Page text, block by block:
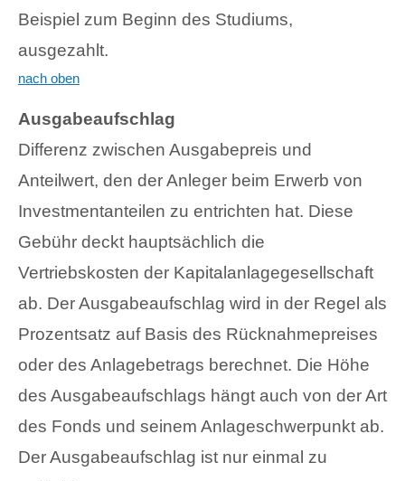
Beispiel zum Beginn des Studiums,
ausgezahlt.
nach oben
Ausgabeaufschlag
Differenz zwischen Ausgabepreis und
Anteilwert, den der Anleger beim Erwerb von
Investmentanteilen zu entrichten hat. Diese
Gebühr deckt hauptsächlich die
Vertriebskosten der Kapitalanlagegesellschaft
ab. Der Ausgabeaufschlag wird in der Regel als
Prozentsatz auf Basis des Rücknahmepreises
oder des Anlagebetrags berechnet. Die Höhe
des Ausgabeaufschlags hängt auch von der Art
des Fonds und seinem Anlageschwerpunkt ab.
Der Ausgabeaufschlag ist nur einmal zu